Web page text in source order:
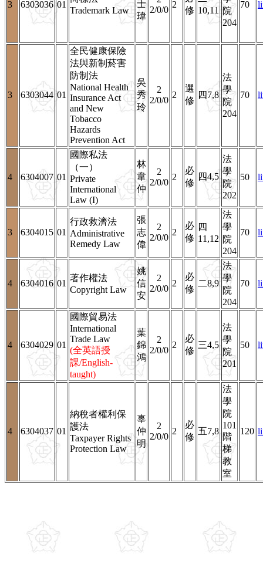
3 6303036 01
Trademark Law
士
瑋
2/0/0
2
修 10,11 院
204
70
3 6303044 01
全民健康保險
法與新制菸害
防制法
National Health
Insurance Act
and New
Tobacco
Hazards
Prevention Act
吳
秀
玲
2
2/0/0
2
選
修
四7,8
法
學
院
204
70
4 6304007 01
國際私法
（一）
Private
International
Law (I)
林
韋
仲
2
2/0/0
2
必
修
四4,5
法
學
院
202
50
3 6304015 01
行政救濟法
Administrative
Remedy Law
張
志
偉
2
2/0/0
2
必
修
四
11,12
法
學
院
204
70
4 6304016 01
著作權法
Copyright Law
姚
信
安
2
2/0/0
2
必
修
二8,9
法
學
院
204
70
4 6304029 01
國際貿易法
International
Trade Law
(全英語授
課/English-
taught)
葉
錦
鴻
2
2/0/0
2
必
修
三4,5
法
學
院
201
50
4 6304037 01
納稅者權利保
護法
Taxpayer Rights
Protection Law
辜
仲
明
2
2/0/0
2
必
修
五7,8
法
學
院
101
階
梯
教
室
120